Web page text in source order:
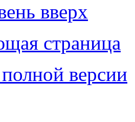
вверх
страница
версии